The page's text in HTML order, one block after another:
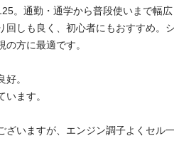
。通勤・通学から普段使いまで幅
回しも良く、初心者にもおすすめ。
方に最適です。
。
ます。
ざいますが、エンジン調子よくセル